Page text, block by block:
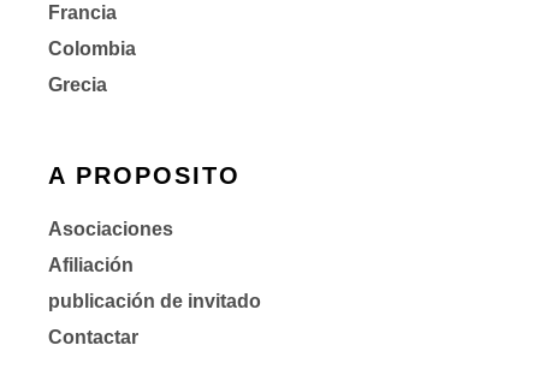
Francia
Colombia
Grecia
A PROPOSITO
Asociaciones
Afiliación
publicación de invitado
Contactar